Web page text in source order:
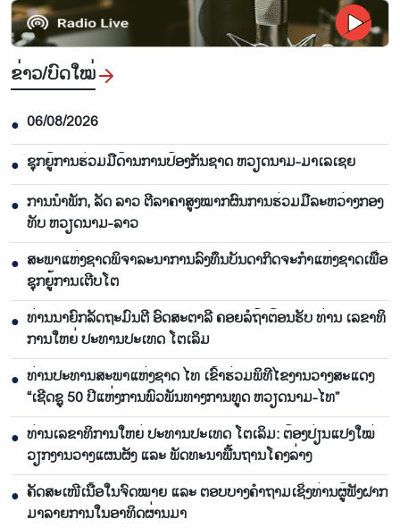
ຂ່າວ/ບົດ​ໃໝ່
● 06/08/2026
● ຊຸກ​ຍູ້​ການ​ຮ່ວມ​ມື​ດ້ານ​ການ​ປ້ອງ​ກັນ​ຊາດ ຫວຽດ​ນາມ-ມາ​ເລ​ເຊຍ
● ການ​ນຳ​ພັກ, ລັດ ລາວ ຕີ​ລາ​ຄາ​ສູງ​ໝາກ​ຜົນ​ການ​ຮ່ວມ​ມື​ລະ​ຫວ່າງກອງ​
ທັບ ຫວຽດ​ນາມ-ລາວ
● ສະ​ພາ​ແຫ່ງ​ຊາດ​ພິ​ຈາ​ລະ​ນາ​​ການລົງ​ທຶນ​ບັນ​ດາ​ກິດ​ຈະ​ກຳ​ແຫ່ງ​ຊາດ​ເພື່ອ​
ຊຸກ​ຍູ້​ການ​ເຕີບ​ໂຕ
● ທ່ານ​ນາ​ຍົກ​ລັດ​ຖະ​ມົນ​ຕີ ອົດ​ສະ​ຕາ​ລີ ​ຄອຍລໍ​ຖ້າ​ຕ້ອນ​ຮັບ ທ່ານ ເລ​ຂາ​ທິ​
ການ​ໃຫຍ່ ປະ​ທານ​ປະ​ເທດ ໂຕ​ເລິມ
● ທ່ານ​ປະ​ທານ​ສະ​ພາ​ແຫ່ງ​ຊາດ ໄທ ເຂົ້າ​ຮ່ວມ​ພິ​ທີ​ໄຂ​ງານ​ວາງ​ສະ​ແດງ
“ເຊີດ​ຊູ 50 ປີ​ແຫ່ງ​ການ​ພົວ​ພັນ​ທາງ​ການ​ທູດ ຫວຽດ​ນາມ-ໄທ”
● ທ່ານເລ​ຂາ​ທິ​ການ​ໃຫຍ່ ປະ​ທານ​ປະ​ເທດ ໂຕ​ເລິມ: ຕ້ອງ​ປ່ຽນ​ແປງ​ໃໝ່​
ວຽກ​ງານ​ວາງ​ແຜນ​ຜັງ ແລະ ​ພັດ​ທະ​ນາ​ພື້ນ​ຖານ​ໂຄງ​ລ່າງ
● ຄັດສະເໜີເນື້ອໃນຈົດໝາຍ ແລະ ຕອບບາງຄຳຖາມເຊິ່ງທ່ານຜູ້ຟັງຝາກ
ມາລາຍການໃນອາທິດຜ່ານມາ